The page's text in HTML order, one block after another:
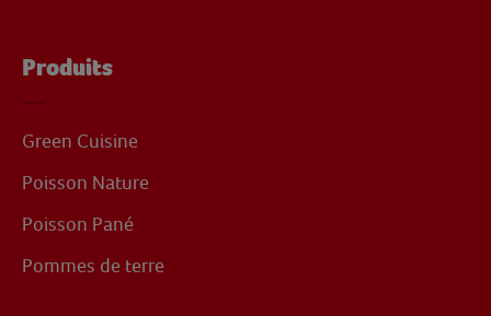
Produits
Green Cuisine
Poisson Nature
Poisson Pané
Pommes de terre